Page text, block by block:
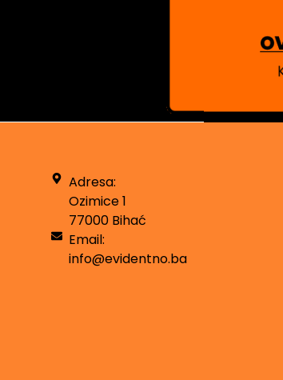
Adresa:
Ozimice 1
77000 Bihać
Email:
info@evidentno.ba